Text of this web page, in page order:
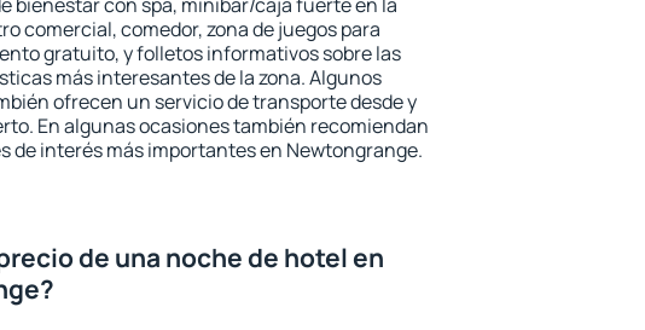
comercial, comedor, zona de juegos para
gratuito, y folletos informativos sobre las
más interesantes de la zona. Algunos
ofrecen un servicio de transporte desde y
En algunas ocasiones también recomiendan
de interés más importantes en Newtongrange.
de una noche de hotel en